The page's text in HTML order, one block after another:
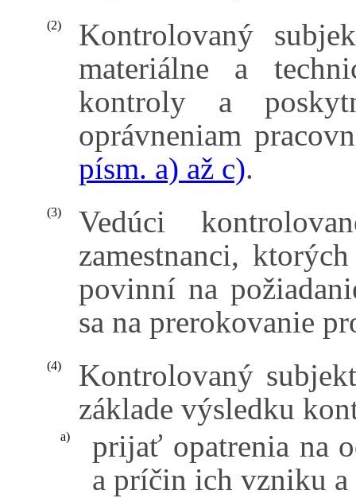
(2)
Kontrolovaný
materiálne a
kontroly a
oprávneniam
písm. a) až c).
(3)
Vedúci
zamestnanci,
povinní na
sa na prerokovanie
(4)
Kontrolovaný
základe výsledku
a)
prijať opatrenia na
a príčin ich vzniku